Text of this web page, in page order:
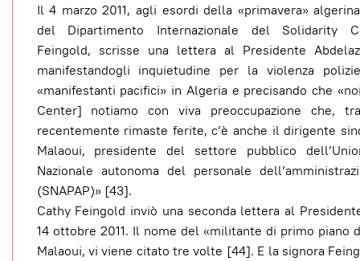
Il 4 marzo 2011, agli esordi della «primavera»
del Dipartimento Internazionale del Solidarity
Feingold, scrisse una lettera al Presidente
manifestandogli inquietudine per la violenza
«manifestanti pacifici» in Algeria e precisando che
Center] notiamo con viva preoccupazione che,
recentemente rimaste ferite, c’è anche il dirigente
Malaoui, presidente del settore pubblico
Nazionale autonoma del personale
(SNAPAP)» [43].
Cathy Feingold inviò una seconda lettera al
14 ottobre 2011. Il nome del «militante di primo piano
Malaoui, vi viene citato tre volte [44]. E la signora